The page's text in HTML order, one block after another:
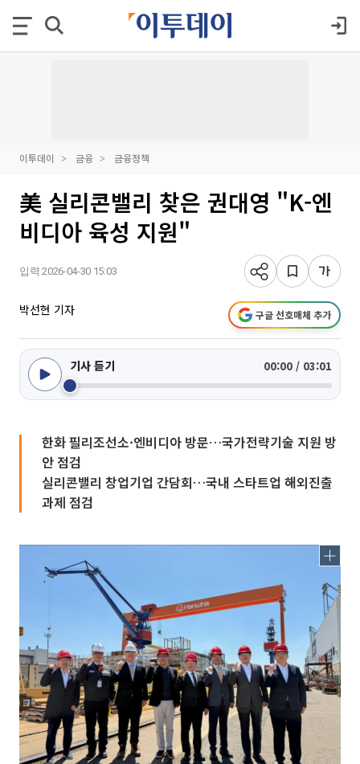
이투데이 금융 금융정책
美 실리콘밸리 찾은 권대영 "K-엔
비디아 육성 지원"
입력 2026-04-30 15:03
박선현 기자 구글 선호매체 추가
기사 듣기 00:00 / 03:01
한화 필리조선소·엔비디아 방문…국가전략기술 지원 방
안 점검
실리콘밸리 창업기업 간담회…국내 스타트업 해외진출
과제 점검